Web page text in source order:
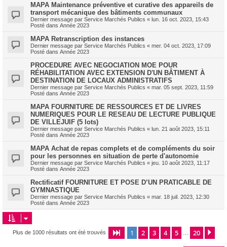
MAPA Maintenance préventive et curative des appareils de
transport mécanique des bâtiments communaux
Dernier message par Service Marchés Publics « lun. 16 oct. 2023, 15:43
Posté dans Année 2023
MAPA Retranscription des instances
Dernier message par Service Marchés Publics « mer. 04 oct. 2023, 17:09
Posté dans Année 2023
PROCEDURE AVEC NEGOCIATION MOE POUR
RÉHABILITATION AVEC EXTENSION D'UN BÂTIMENT À
DESTINATION DE LOCAUX ADMINISTRATIFS
Dernier message par Service Marchés Publics « mar. 05 sept. 2023, 11:59
Posté dans Année 2023
MAPA FOURNITURE DE RESSOURCES ET DE LIVRES
NUMERIQUES POUR LE RESEAU DE LECTURE PUBLIQUE
DE VILLEJUIF (5 lots)
Dernier message par Service Marchés Publics « lun. 21 août 2023, 15:11
Posté dans Année 2023
MAPA Achat de repas complets et de compléments du soir
pour les personnes en situation de perte d'autonomie
Dernier message par Service Marchés Publics « jeu. 10 août 2023, 11:17
Posté dans Année 2023
Rectificatif FOURNITURE ET POSE D’UN PRATICABLE DE
GYMNASTIQUE
Dernier message par Service Marchés Publics « mar. 18 juil. 2023, 12:30
Posté dans Année 2023
Plus de 1000 résultats ont été trouvés Page 1sur20
1 2 3 4 5 20